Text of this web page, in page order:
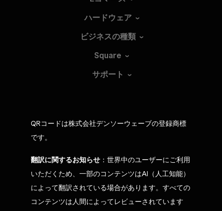
ハードウェア
ビジネスの種類
Square
サポート
QRコードは株式会社デンソーウェーブの登録商標
です。
翻訳に関するお知らせ ：世界中のユーザーにご利用
いただくため、一部のコンテンツはAI（人工知能）
によって翻訳されている場合があります。すべての
コンテンツは人間によってレビューされています